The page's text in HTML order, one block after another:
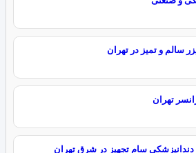
سالم و تمیز در تهران
تهران
دندانپزشکی سام تجهیز در شرق تهران